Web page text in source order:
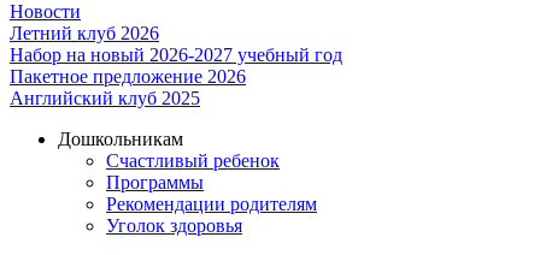
Новости
Летний клуб 2026
Набор на новый 2026-2027 учебный год
Пакетное предложение 2026
Английский клуб 2025
Дошкольникам
Счастливый ребенок
Программы
Рекомендации родителям
Уголок здоровья